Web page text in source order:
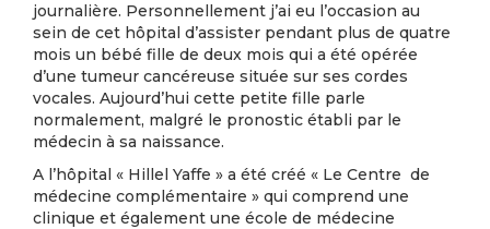
journalière. Personnellement j’ai eu l’occasion au
sein de cet hôpital d’assister pendant plus de quatre
mois un bébé fille de deux mois qui a été opérée
d’une tumeur cancéreuse située sur ses cordes
vocales. Aujourd’hui cette petite fille parle
normalement, malgré le pronostic établi par le
médecin à sa naissance.
A l’hôpital « Hillel Yaffe » a été créé « Le Centre de
médecine complémentaire » qui comprend une
clinique et également une école de médecine